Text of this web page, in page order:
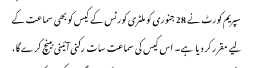
سپریم کورٹ نے 28 جنوری کو ملٹری کورٹس کے کیس کو بھی سماعت کے
لیے مقرر کر دیا ہے۔ اس کیس کی سماعت سات رکنی آئینی بینچ کرے گا،